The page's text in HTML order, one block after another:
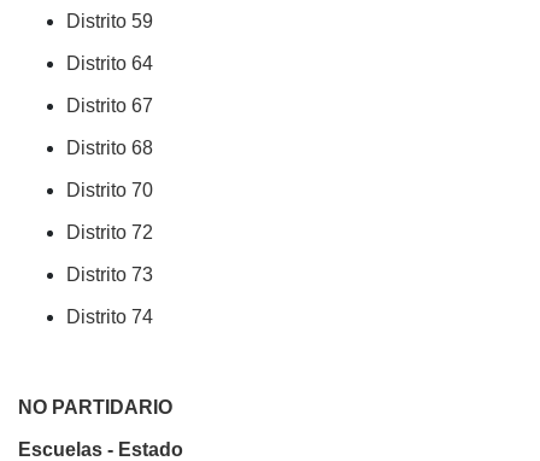
Distrito 59
Distrito 64
Distrito 67
Distrito 68
Distrito 70
Distrito 72
Distrito 73
Distrito 74
NO PARTIDARIO
Escuelas - Estado